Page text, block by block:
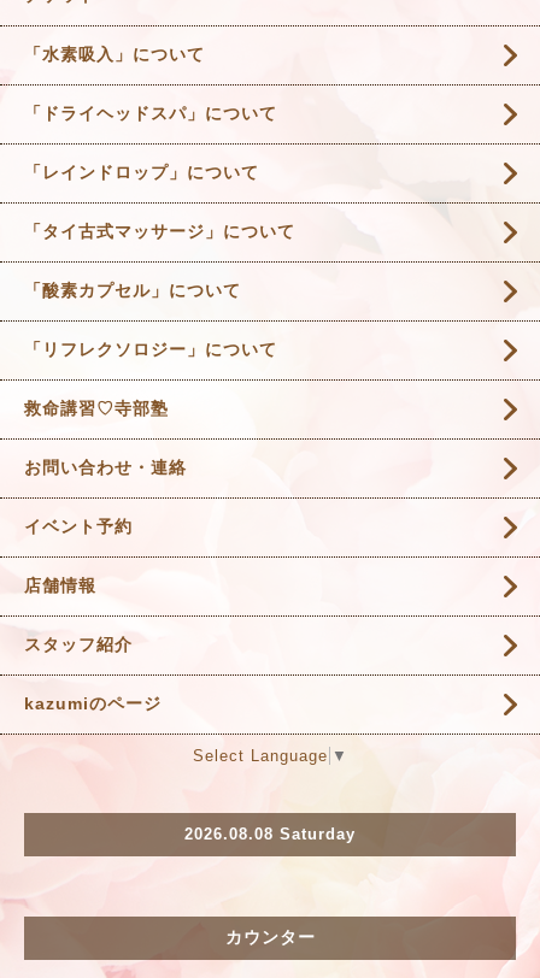
「水素吸入」について
「ドライヘッドスパ」について
「レインドロップ」について
「タイ古式マッサージ」について
「酸素カプセル」について
「リフレクソロジー」について
救命講習♡寺部塾
お問い合わせ・連絡
イベント予約
店舗情報
スタッフ紹介
kazumiのページ
Select Language ▼
2026.08.08 Saturday
カウンター